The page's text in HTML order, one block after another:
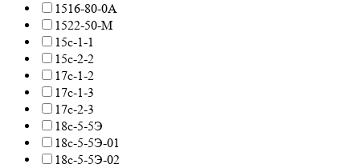
1516-80-0А
1522-50-М
15с-1-1
15с-2-2
17с-1-2
17с-1-3
17с-2-3
18c-5-5Э
18c-5-5Э-01
18c-5-5Э-02